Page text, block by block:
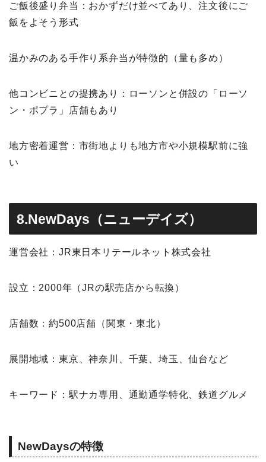
ご飯後盛り弁当：おかずだけ並べてあり、注文後にご
飯をよそう形式
温かみのある手作り系弁当が特徴的（量も多め）
他コンビニとの提携あり：ローソンと併設の「ローソ
ン・ポプラ」店舗もあり
地方密着運営：市街地よりも地方市や小規模駅前に強
い
8.NewDays（ニューデイズ）
運営会社：JR東日本リテールネット株式会社
設立：2000年（JRの駅売店から転換）
店舗数：約500店舗（関東・東北）
展開地域：東京、神奈川、千葉、埼玉、仙台など
キーワード：駅ナカ専用、通勤通学特化、鉄道グルメ
NewDaysの特徴